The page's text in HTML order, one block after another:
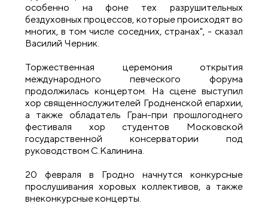
особенно на фоне тех разрушительных
бездуховных процессов, которые происходят во
многих, в том числе соседних, странах", - сказал
Василий Черник.
Торжественная церемония открытия
международного певческого форума
продолжилась концертом. На сцене выступил
хор священнослужителей Гродненской епархии,
а также обладатель Гран-при прошлогоднего
фестиваля хор студентов Московской
государственной консерватории под
руководством С.Калинина.
20 февраля в Гродно начнутся конкурсные
прослушивания хоровых коллективов, а также
внеконкурсные концерты.